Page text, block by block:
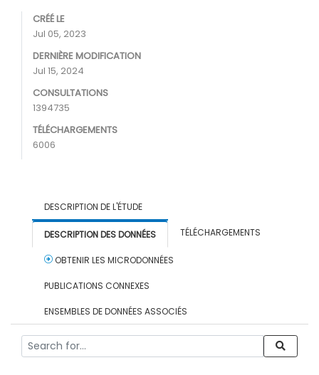
CRÉÉ LE
Jul 05, 2023
DERNIÈRE MODIFICATION
Jul 15, 2024
CONSULTATIONS
1394735
TÉLÉCHARGEMENTS
6006
DESCRIPTION DE L'ÉTUDE
DESCRIPTION DES DONNÉES TÉLÉCHARGEMENTS
OBTENIR LES MICRODONNÉES
PUBLICATIONS CONNEXES
ENSEMBLES DE DONNÉES ASSOCIÉS